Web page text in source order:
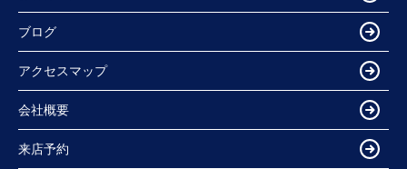
ブログ
アクセスマップ
会社概要
来店予約